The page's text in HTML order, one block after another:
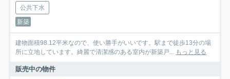
公共下水
新築
建物面積98.12平米なので、使い勝手がいいです。駅まで徒歩13分の場
所に立地しています。綺麗で清潔感のある室内が新築戸... もっと見る
販売中の物件